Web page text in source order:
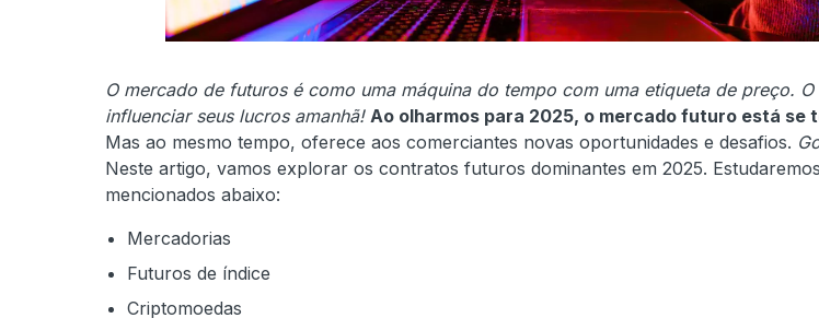
O mercado de futuros é como uma máquina do tempo com uma etiqueta de preço.
influenciar seus lucros amanhã! Ao olharmos para 2025, o mercado futuro está se
Mas ao mesmo tempo, oferece aos comerciantes novas oportunidades e desafios.
Neste artigo, vamos explorar os contratos futuros dominantes em 2025.
mencionados abaixo:
Mercadorias
Futuros de índice
Criptomoedas